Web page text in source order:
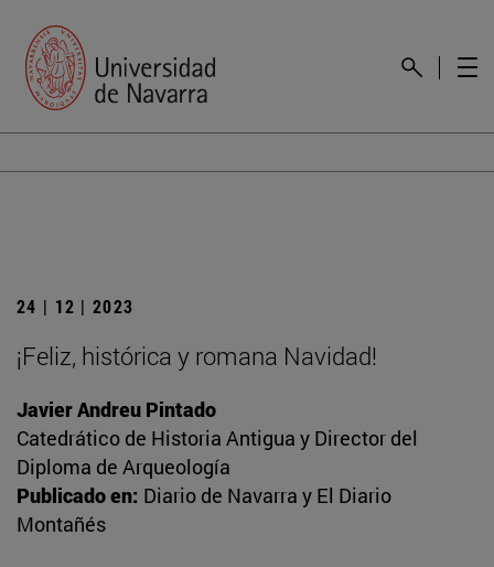
24 | 12 | 2023
¡Feliz, histórica y romana Navidad!
Javier Andreu Pintado
Catedrático de Historia Antigua y Director del
Diploma de Arqueología
Publicado en: Diario de Navarra y El Diario
Montañés